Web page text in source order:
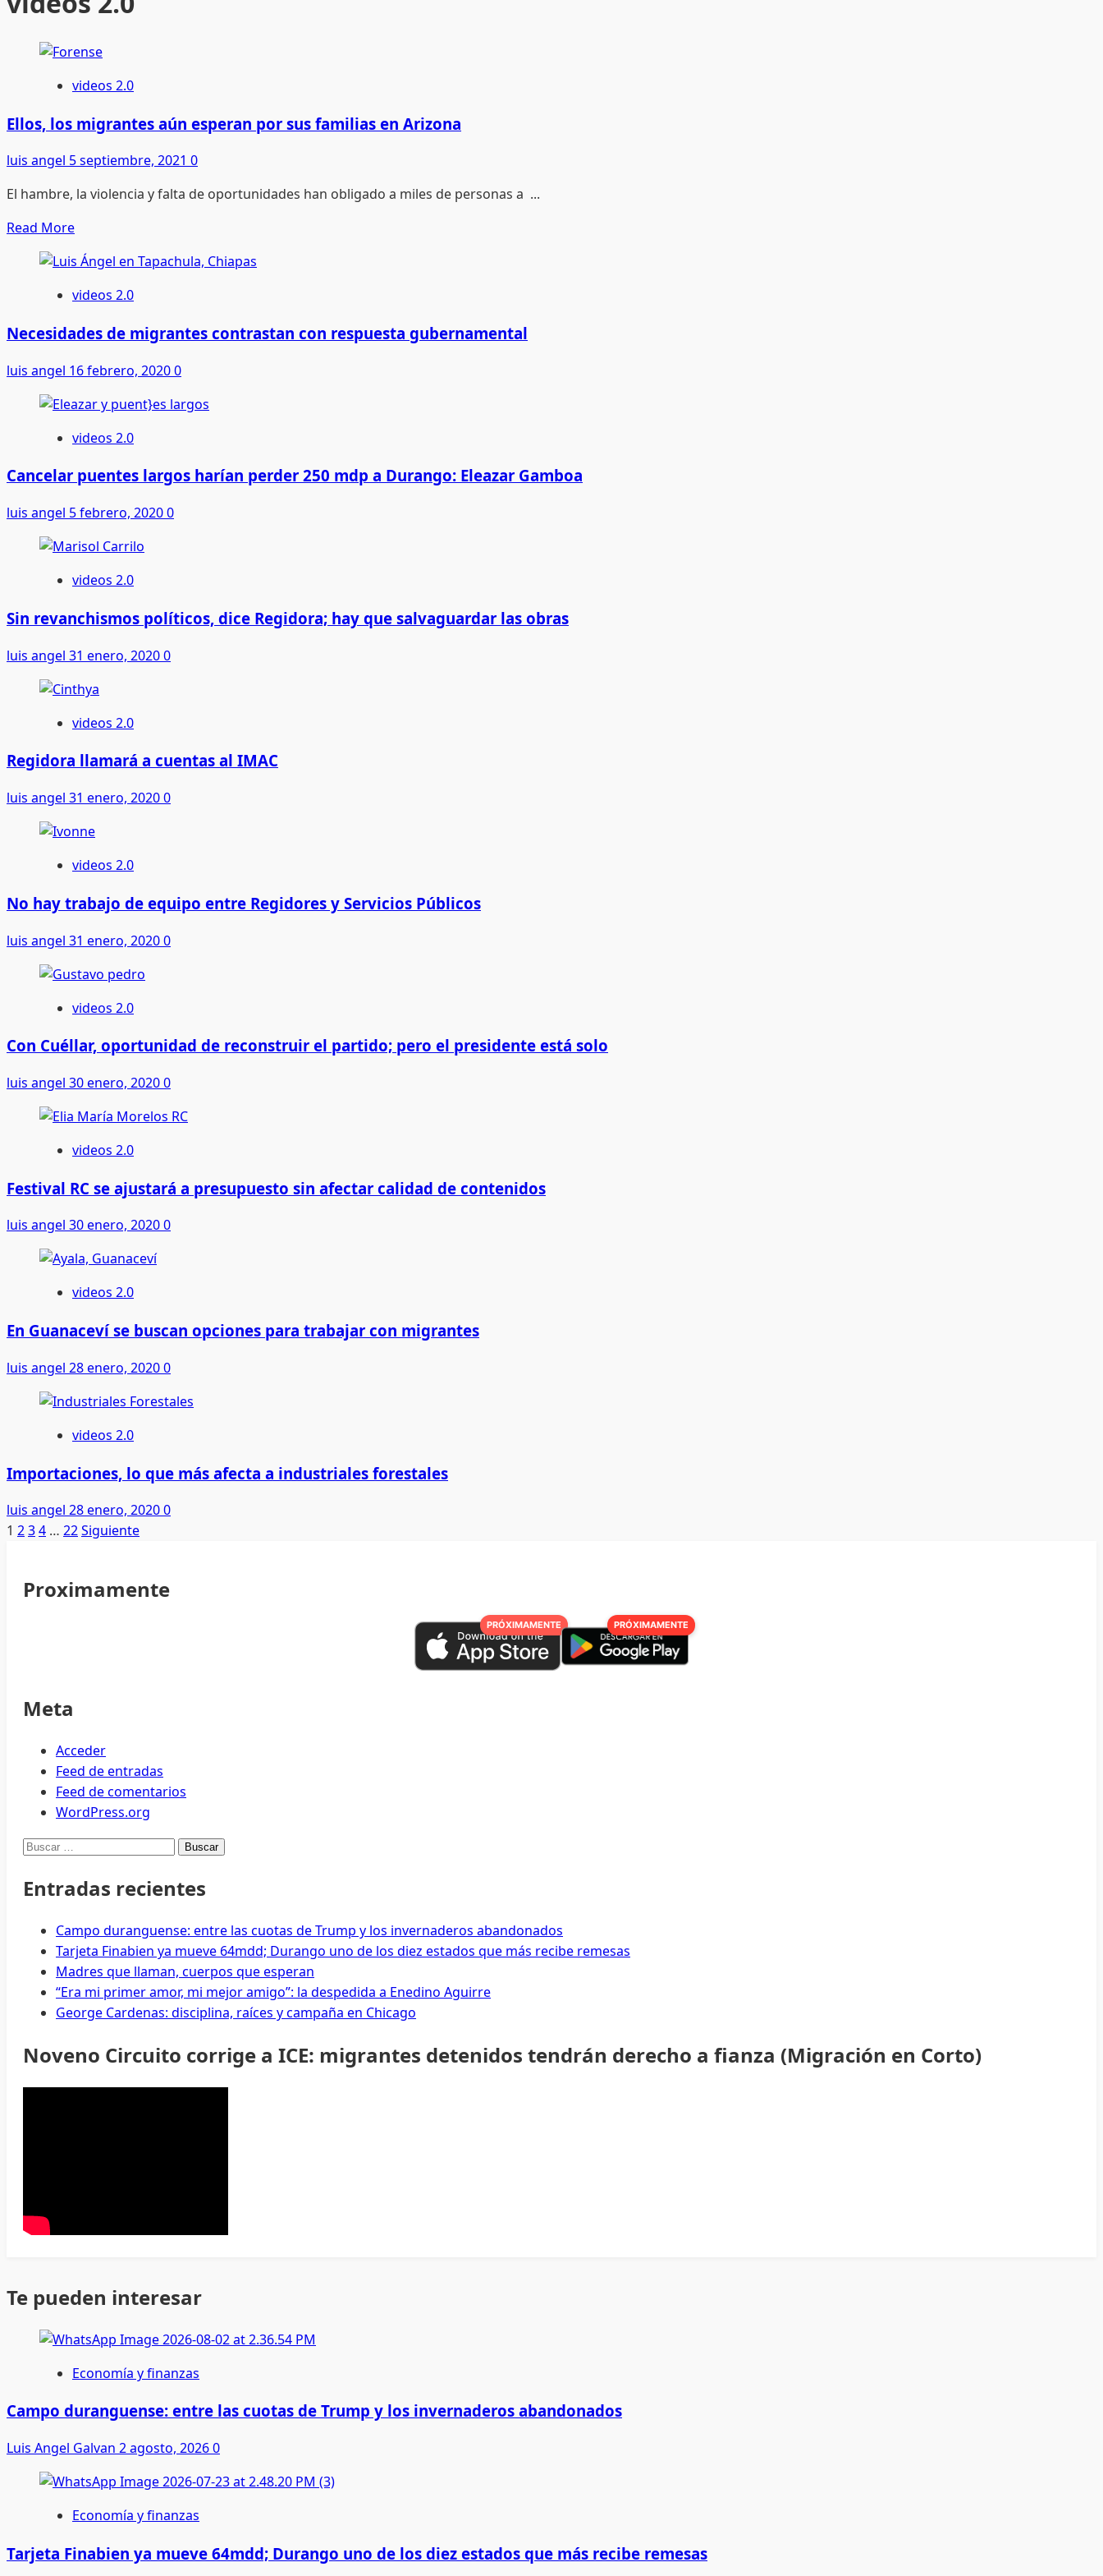
videos 2.0
Ellos, los migrantes aún esperan por sus familias en Arizona
luis angel 5 septiembre, 2021 0
El hambre, la violencia y falta de oportunidades han obligado a miles de personas a ...
Read MoreRead
about
Ellos,
migrantes
esperan
sus
familias
Arizona
videos 2.0
Necesidades de migrantes contrastan con respuesta gubernamental
luis angel 16 febrero, 20200
videos 2.0
Cancelar puentes largos harían perder 250 mdp a Durango: Eleazar Gamboa
luis angel 5 febrero, 20200
videos 2.0
Sin revanchismos políticos, dice Regidora; hay que salvaguardar las obras
luis angel 31 enero, 20200
videos 2.0
Regidora llamará a cuentas al IMAC
luis angel 31 enero, 20200
videos 2.0
No hay trabajo de equipo entre Regidores y Servicios Públicos
luis angel 31 enero, 20200
videos 2.0
Con Cuéllar, oportunidad de reconstruir el partido; pero el presidente está solo
luis angel 30 enero, 20200
videos 2.0
Festival RC se ajustará a presupuesto sin afectar calidad de contenidos
luis angel 30 enero, 20200
videos 2.0
En Guanaceví se buscan opciones para trabajar con migrantes
luis angel 28 enero, 20200
videos 2.0
Importaciones, lo que más afecta a industriales forestales
luis angel 28 enero, 20200
Paginación
entradas
1 234 … 22Siguiente
Proximamente
PRÓXIMAMENTE PRÓXIMAMENTE
Meta
Acceder
Feed de entradas
Feed de comentarios
WordPress.org
Buscar:
Entradas recientes
Campo duranguense: entre las cuotas de Trump y los invernaderos abandonados
Tarjeta Finabien ya mueve 64mdd; Durango uno de los diez estados que más recibe remesas
Madres que llaman, cuerpos que esperan
“Era mi primer amor, mi mejor amigo”: la despedida a Enedino Aguirre
George Cardenas: disciplina, raíces y campaña en Chicago
Noveno Circuito corrige a ICE: migrantes detenidos tendrán derecho a fianza (Migración en Corto)
Te pueden interesar
Economía y finanzas
Campo duranguense: entre las cuotas de Trump y los invernaderos abandonados
Luis Angel Galvan 2 agosto, 20260
Economía y finanzas
Tarjeta Finabien ya mueve 64mdd; Durango uno de los diez estados que más recibe remesas